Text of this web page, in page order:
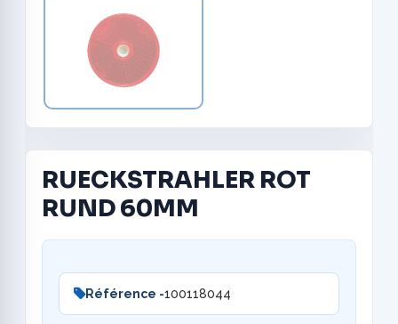
RUECKSTRAHLER ROT
RUND 60MM
Référence -100118044